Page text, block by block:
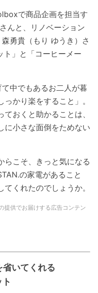
で商品企画を担当す
んと、リノベーション
勇貴（もり ゆうき）さ
ト」と「コーヒーメー
中でもあるお二人が暮
かり楽をすること」。
おくと助かることは、
に小さな面倒をためない
らこそ、きっと気になる
の家電があること
くれたのでしょうか。
提供でお届けする広告コンテン
省いてくれる